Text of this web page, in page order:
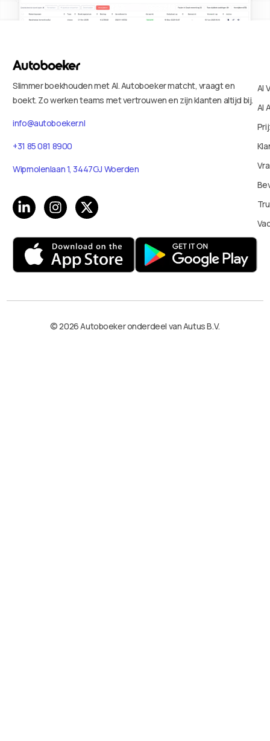
Slimmer boekhouden met AI. Autoboeker matcht, vraagt en
boekt. Zo werken teams met vertrouwen en zijn klanten altijd bij.
info@autoboeker.nl
+31 85 081 8900
Wipmolenlaan 1, 3447GJ Woerden
AI
AI
© 2026 Autoboeker onderdeel van Autus B.V.